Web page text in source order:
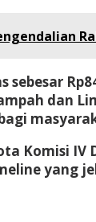
dan
Komisi
yang